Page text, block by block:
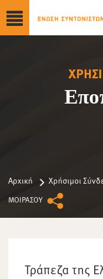
Αρχική Χρήσιμοι
ΜΟΙΡΑΣΟΥ
Τράπεζα της